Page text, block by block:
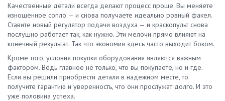
Качественные детали всегда делают процесс проще. Вы меняете
изношенное сопло — и снова получаете идеально ровный факел.
Ставите новый регулятор подачи воздуха — и краскопульт снова
послушно работает так, как нужно. Эти мелочи прямо влияют на
конечный результат. Так что экономия здесь часто выходит боком.
Кроме того, условия покупки оборудования являются важным
фактором. Ведь главное не только, что вы покупаете, но и где.
Если вы решили приобрести детали в надежном месте, то
получите гарантию и уверенность, что они прослужат долго. И это
уже половина успеха.